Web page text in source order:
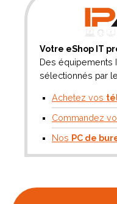
Votre eShop IT
Des équipements
sélectionnés par
Achetez vos
Commandez
Nos PC de